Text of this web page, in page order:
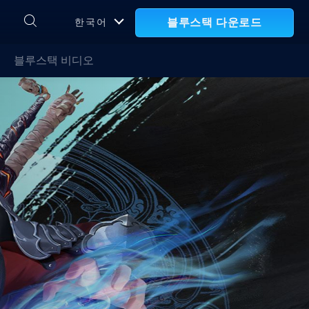
한국어 블루스택 다운로드
블루스택 비디오